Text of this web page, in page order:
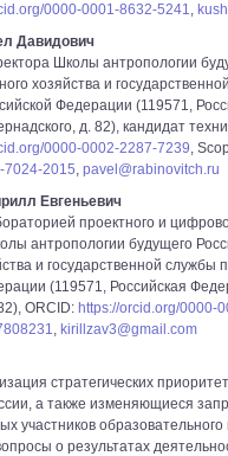
0000-0001-8632-5241,
Давидович
Школы антропологии
хозяйства и
Федерации (119571,
д. 82), кандидат
0000-0002-2287-7239,
7024-2015, pavel@rabinovitch.ru
Евгеньевич
проектного и
антропологии будущего
и государственной службы
(119571, Российская
ORCID: https://orcid.org/0000-
, kirillzav3@gmail.com
стратегических
а также изменяющиеся
участников
о результатах